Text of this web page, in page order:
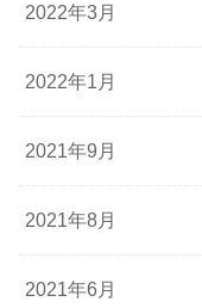
2022年3月
2022年1月
2021年9月
2021年8月
2021年6月